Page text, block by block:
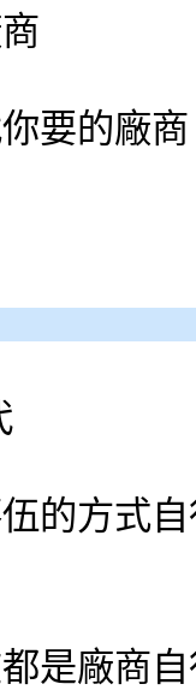
要的廠
的方式
是廠商